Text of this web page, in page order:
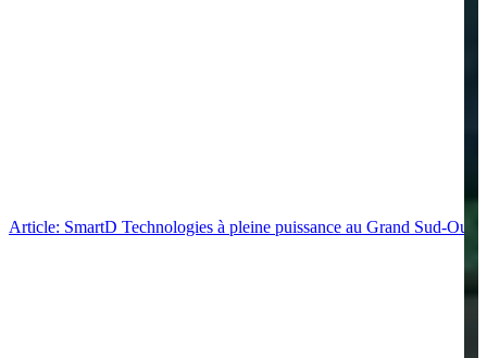
Article: SmartD Technologies à pleine puissance au Grand Sud-Ouest